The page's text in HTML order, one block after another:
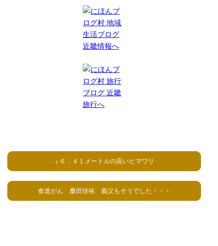
６．４１メートルの高いヒマワリ
食道がん 桑田佳祐 義父もそうでした・・・